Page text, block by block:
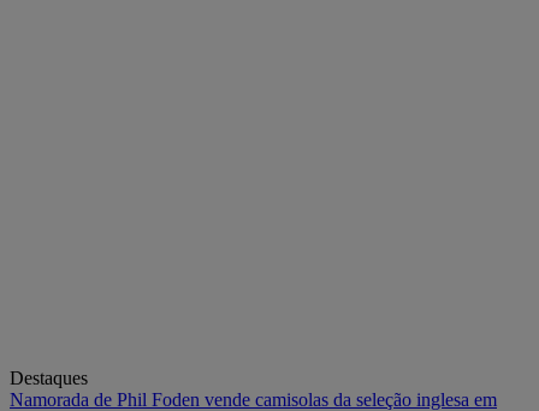
Destaques
Namorada de Phil Foden vende camisolas da seleção inglesa em